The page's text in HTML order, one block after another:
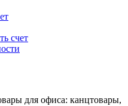
счет
для офиса: канцтовары,